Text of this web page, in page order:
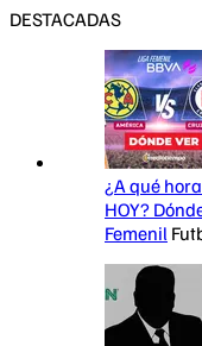
DESTACADAS
¿A qué
HOY?
Femenil